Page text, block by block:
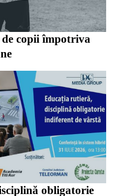
de copii împotriva
obligatorie